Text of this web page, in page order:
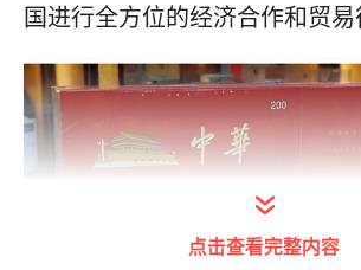
国进行全方位的经济合作和贸易
点击查看完整内容